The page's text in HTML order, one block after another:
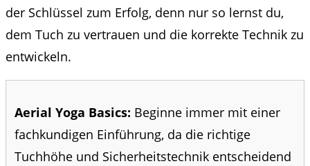
der Schlüssel zum Erfolg, denn nur so lernst du,
dem Tuch zu vertrauen und die korrekte Technik zu
entwickeln.
Aerial Yoga Basics: Beginne immer mit einer
fachkundigen Einführung, da die richtige
Tuchhöhe und Sicherheitstechnik entscheidend